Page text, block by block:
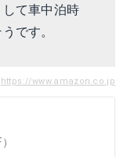
て車中泊時
です。
https://www.amazon.co.jp